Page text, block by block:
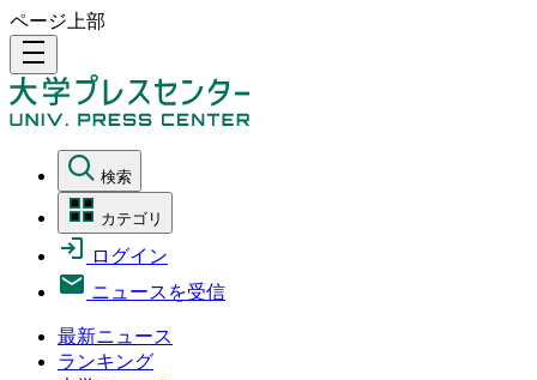
ページ上部
density_medium
検索
カテゴリ
ログイン
ニュースを受信
最新ニュース
ランキング